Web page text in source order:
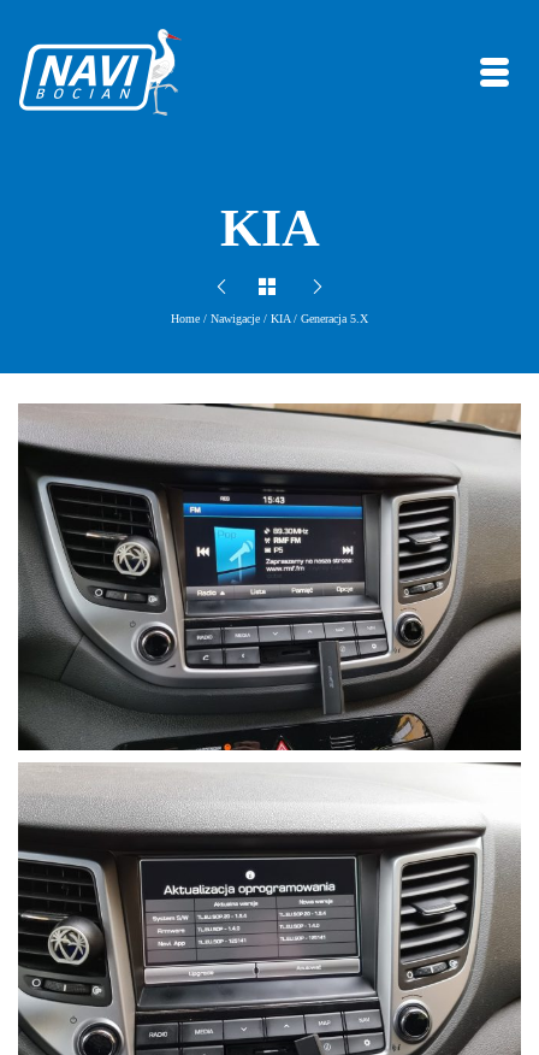
KIA
Home / Nawigacje / KIA / Generacja 5.X